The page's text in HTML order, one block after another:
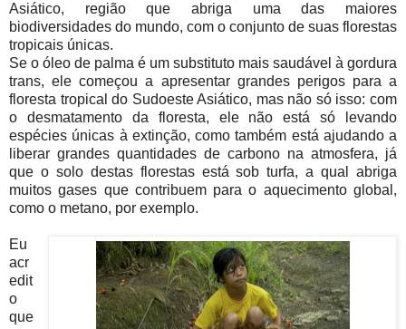
Asiático, região que abriga uma das maiores
biodiversidades do mundo, com o conjunto de suas florestas
tropicais únicas.
Se o óleo de palma é um substituto mais saudável à gordura
trans, ele começou a apresentar grandes perigos para a
floresta tropical do Sudoeste Asiático, mas não só isso: com
o desmatamento da floresta, ele não está só levando
espécies únicas à extinção, como também está ajudando a
liberar grandes quantidades de carbono na atmosfera, já
que o solo destas florestas está sob turfa, a qual abriga
muitos gases que contribuem para o aquecimento global,
como o metano, por exemplo.
Eu
acr
edit
o
que